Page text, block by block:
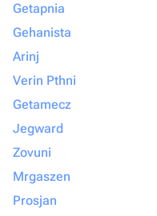
Getapnia
Gehanista
Arinj
Verin Pthni
Getamecz
Jegward
Zovuni
Mrgaszen
Prosjan